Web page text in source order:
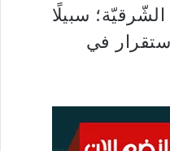
الشّرقيّة؛ سبيلًا
في